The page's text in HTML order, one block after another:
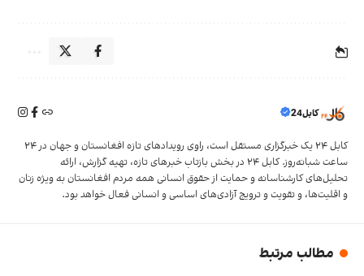
کابل24
کابل ۲۴ یک خبرگزاری مستقل است، راوی رویدادهای تازه افغانستان و جهان در ۲۴
ساعت شبانه‌روز. کابل ۲۴ در بخش‌ بازتاب‌ خبرهای تازه، تهیه‌ گزارش‌، ارائه
تحلیل‌های کارشناسانه و حمایت از حقوق انسانی همه مردم افغانستان به ویژه زنان
و اقلیت‌ها، و تقویت‌ و ترویج آزادی‌های اساسی و انسانی فعال خواهد بود.
مطالب مرتبط